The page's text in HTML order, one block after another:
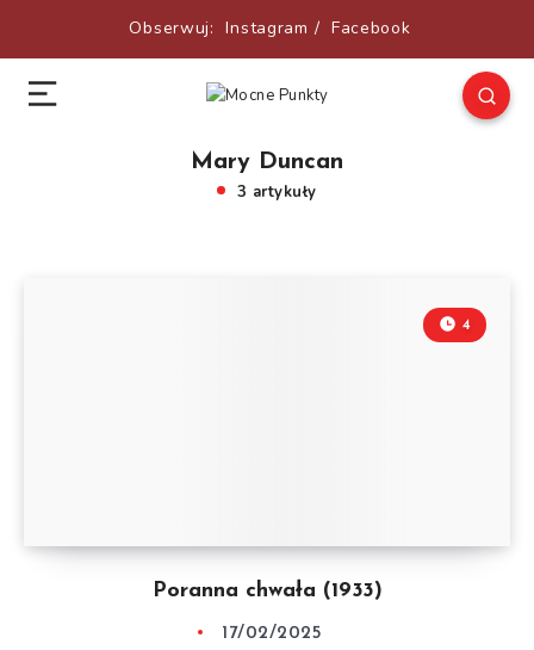
Obserwuj: Instagram / Facebook
Mary Duncan
3 artykuły
Poranna chwała (1933)
4
17/02/2025